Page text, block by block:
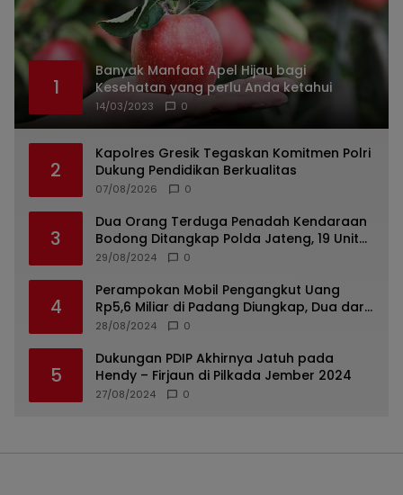
1
Banyak Manfaat Apel Hijau bagi
Kesehatan yang perlu Anda ketahui
14/03/2023 0
2
Kapolres Gresik Tegaskan Komitmen Polri
Dukung Pendidikan Berkualitas
07/08/2026 0
3
Dua Orang Terduga Penadah Kendaraan
Bodong Ditangkap Polda Jateng, 19 Unit
Roda Empat Diamankan
29/08/2024 0
4
Perampokan Mobil Pengangkut Uang
Rp5,6 Miliar di Padang Diungkap, Dua dari
Tiga Tersangka Merupakan Oknum Polisi
28/08/2024 0
5
Dukungan PDIP Akhirnya Jatuh pada
Hendy – Firjaun di Pilkada Jember 2024
27/08/2024 0